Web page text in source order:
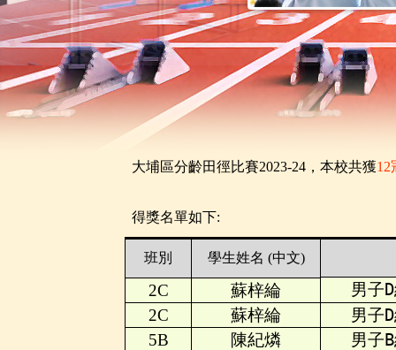
大埔區分齡田徑比賽2023-24，本校共獲12
得獎名單如下:
班別 學生姓名 (中文)
2C 蘇梓綸
男子
2C
蘇梓綸
男子
5B
陳紀燐
男子